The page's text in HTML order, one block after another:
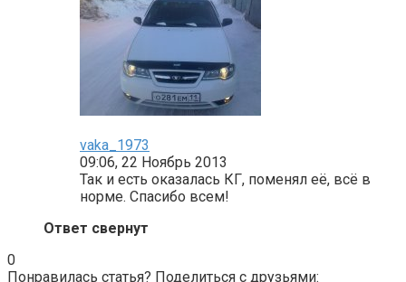
vaka_1973
09:06, 22 Ноябрь 2013
Так и есть оказалась КГ, поменял её, всё в
норме. Спасибо всем!
Ответ свернут
0
Понравилась статья? Поделиться с друзьями: